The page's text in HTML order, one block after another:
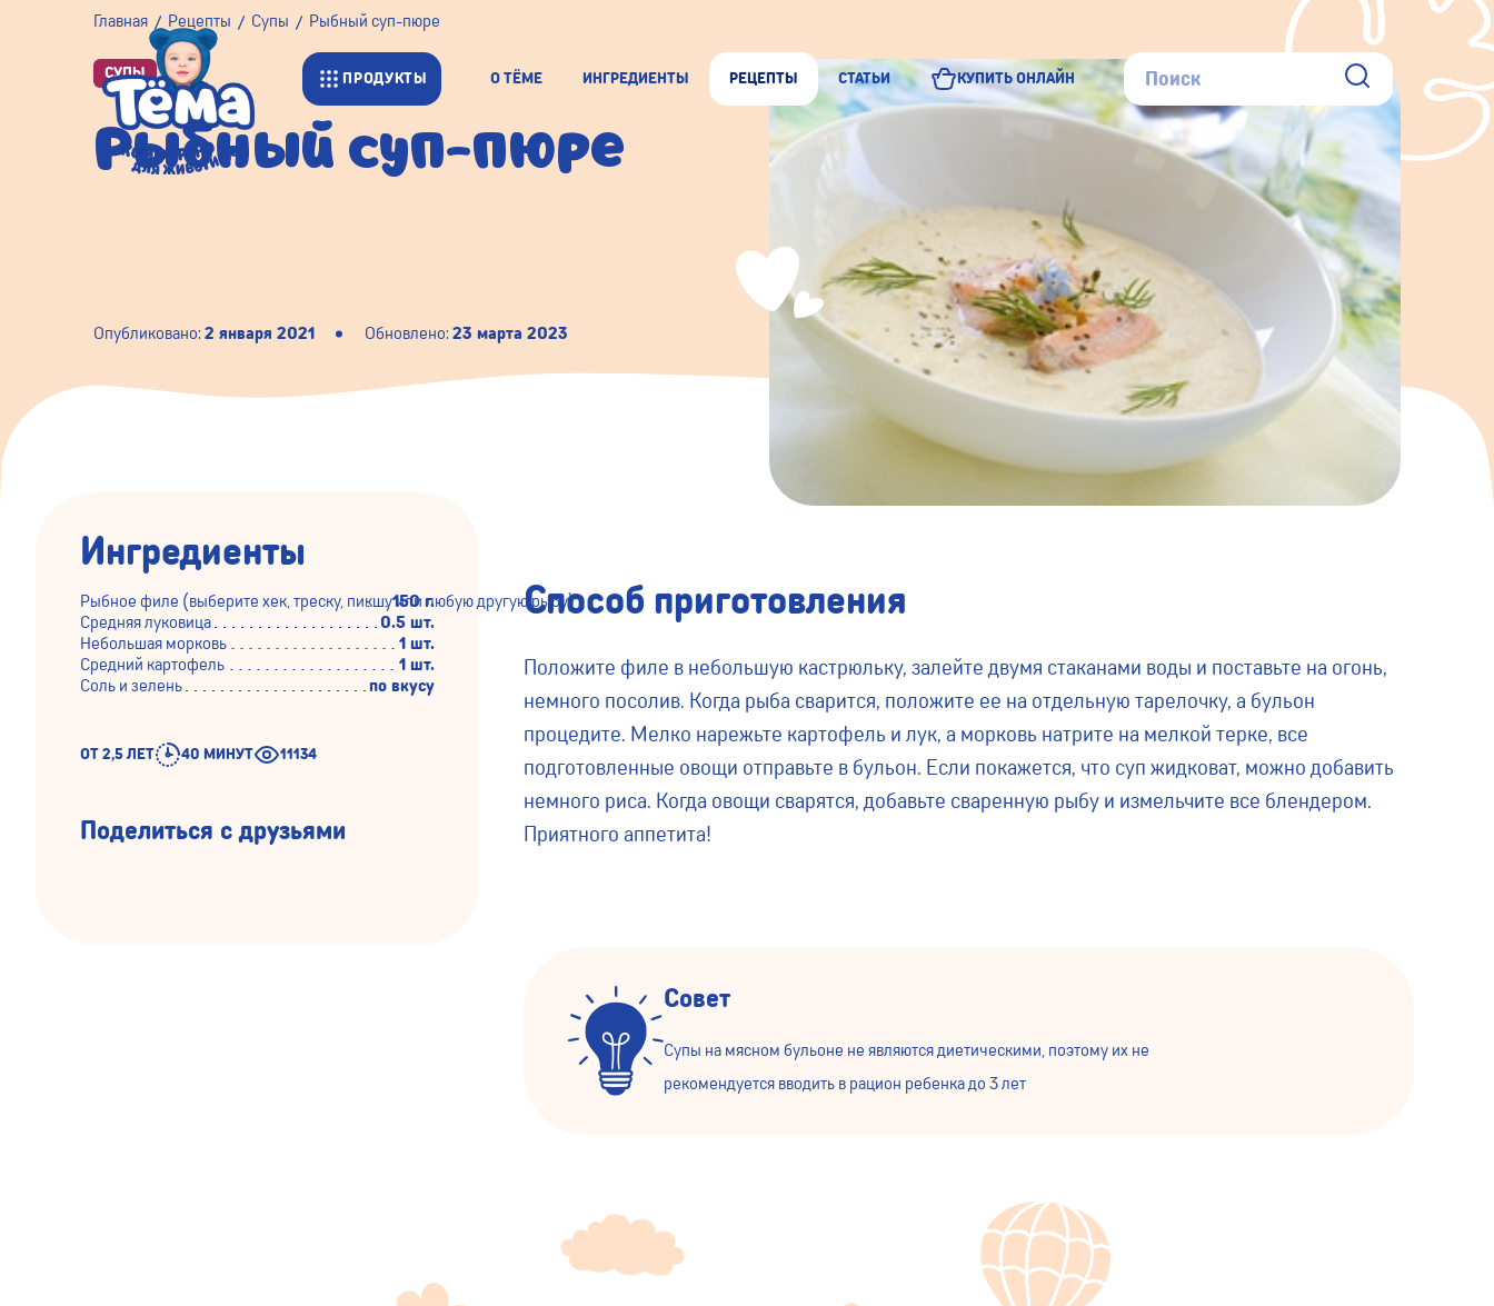
ПРОДУКТЫ О ТЁМЕ ИНГРЕДИЕНТЫ РЕЦЕПТЫ СТАТЬИ КУПИТЬ ОНЛАЙН
Главная Рецепты Супы Рыбный суп-пюре
СУПЫ
Рыбный суп-пюре
Опубликовано:2 января 2021 Обновлено:23 марта 2023
Ингредиенты
Рыбное филе (выберите хек, треску, пикшу или любую другую рыбу)
150 г.
Средняя луковица
0.5 шт.
Небольшая морковь
1 шт.
Средний картофель
1 шт.
Соль и зелень
по вкусу
ОТ 2,5 ЛЕТ 40 МИНУТ 11134
Поделиться с друзьями
Способ приготовления
Положите филе в небольшую кастрюльку, залейте двумя стаканами воды и поставьте на огонь,
немного посолив. Когда рыба сварится, положите ее на отдельную тарелочку, а бульон
процедите. Мелко нарежьте картофель и лук, а морковь натрите на мелкой терке, все
подготовленные овощи отправьте в бульон. Если покажется, что суп жидковат, можно добавить
немного риса. Когда овощи сварятся, добавьте сваренную рыбу и измельчите все блендером.
Приятного аппетита!
Совет
Супы на мясном бульоне не являются диетическими, поэтому их не
рекомендуется вводить в рацион ребенка до 3 лет